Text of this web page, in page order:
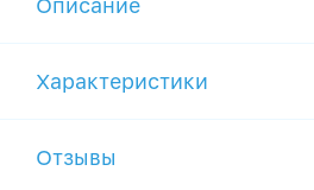
Описание
Характеристики
Отзывы